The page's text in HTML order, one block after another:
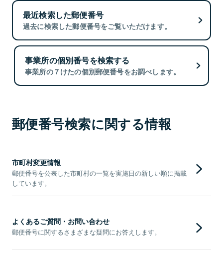
最近検索した郵便番号
過去に検索した郵便番号をご覧いただけます。
事業所の個別番号を検索する
事業所の７けたの個別郵便番号をお調べします。
郵便番号検索に関する情報
市町村変更情報
郵便番号を公表した市町村の一覧を実施日の新しい順に掲載
しています。
よくあるご質問・お問い合わせ
郵便番号に関するさまざまな疑問にお答えします。